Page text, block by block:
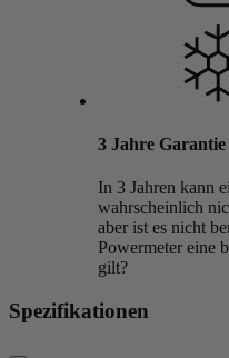
3 Jahre Garantie
In 3 Jahren kann
wahrscheinlich
aber ist es nicht
Powermeter eine
gilt?
Spezifikationen